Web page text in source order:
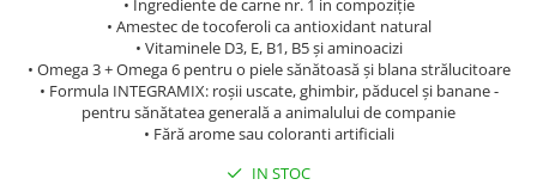
• Ingrediente de carne nr. 1 in compoziție
• Amestec de tocoferoli ca antioxidant natural
• Vitaminele D3, E, B1, B5 și aminoacizi
• Omega 3 + Omega 6 pentru o piele sănătoasă și blana strălucitoare
• Formula INTEGRAMIX: roșii uscate, ghimbir, păducel și banane -
pentru sănătatea generală a animalului de companie
• Fără arome sau coloranti artificiali
IN STOC